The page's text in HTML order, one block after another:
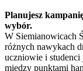
Planujesz
wybór.
W Siemianowicach
różnych nawykach
uczniowie i studenci
między punktami